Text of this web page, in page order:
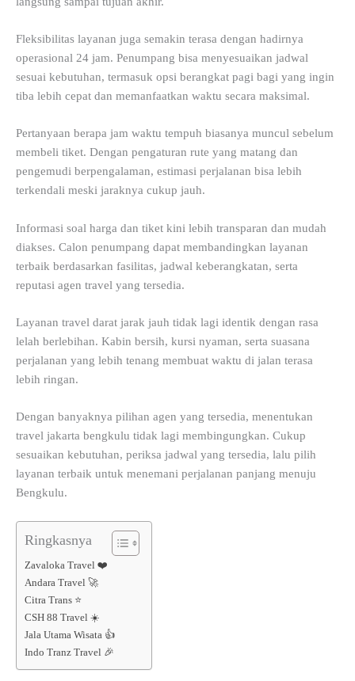
Fleksibilitas layanan juga semakin terasa dengan hadirnya
operasional 24 jam. Penumpang bisa menyesuaikan jadwal
sesuai kebutuhan, termasuk opsi berangkat pagi bagi yang ingin
tiba lebih cepat dan memanfaatkan waktu secara maksimal.
Pertanyaan berapa jam waktu tempuh biasanya muncul sebelum
membeli tiket. Dengan pengaturan rute yang matang dan
pengemudi berpengalaman, estimasi perjalanan bisa lebih
terkendali meski jaraknya cukup jauh.
Informasi soal harga dan tiket kini lebih transparan dan mudah
diakses. Calon penumpang dapat membandingkan layanan
terbaik berdasarkan fasilitas, jadwal keberangkatan, serta
reputasi agen travel yang tersedia.
Layanan travel darat jarak jauh tidak lagi identik dengan rasa
lelah berlebihan. Kabin bersih, kursi nyaman, serta suasana
perjalanan yang lebih tenang membuat waktu di jalan terasa
lebih ringan.
Dengan banyaknya pilihan agen yang tersedia, menentukan
travel jakarta bengkulu tidak lagi membingungkan. Cukup
sesuaikan kebutuhan, periksa jadwal yang tersedia, lalu pilih
layanan terbaik untuk menemani perjalanan panjang menuju
Bengkulu.
Ringkasnya
Zavaloka Travel ❤️
Andara Travel 🚀
Citra Trans ⭐
CSH 88 Travel ☀️
Jala Utama Wisata 👍
Indo Tranz Travel 🎉